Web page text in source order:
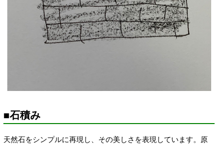
■石積み
天然石をシンプルに再現し、その美しさを表現しています。原